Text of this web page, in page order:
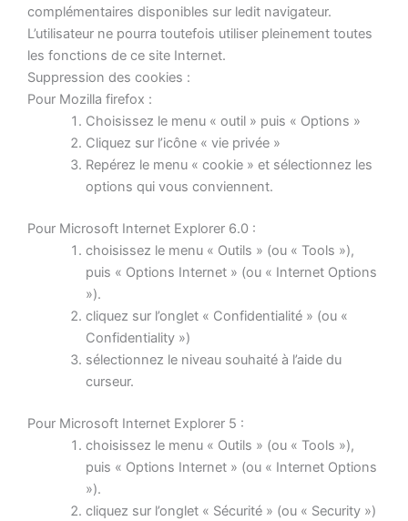
complémentaires disponibles sur ledit navigateur.
L’utilisateur ne pourra toutefois utiliser pleinement toutes
les fonctions de ce site Internet.
Suppression des cookies :
Pour Mozilla firefox :
Choisissez le menu « outil » puis « Options »
Cliquez sur l’icône « vie privée »
Repérez le menu « cookie » et sélectionnez les
options qui vous conviennent.
Pour Microsoft Internet Explorer 6.0 :
choisissez le menu « Outils » (ou « Tools »),
puis « Options Internet » (ou « Internet Options
»).
cliquez sur l’onglet « Confidentialité » (ou «
Confidentiality »)
sélectionnez le niveau souhaité à l’aide du
curseur.
Pour Microsoft Internet Explorer 5 :
choisissez le menu « Outils » (ou « Tools »),
puis « Options Internet » (ou « Internet Options
»).
cliquez sur l’onglet « Sécurité » (ou « Security »)